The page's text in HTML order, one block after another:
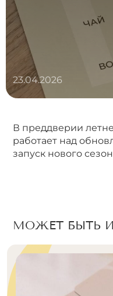
23.04.2026
В преддверии
работает над
запуск нового
МОЖЕТ БЫТЬ